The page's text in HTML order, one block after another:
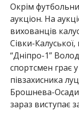
Окрім
аукціон. На
вихованців
Сівки-
“Дніпро-1”
спортсмен грає
півзахисника
Брошнева-
зараз виступає